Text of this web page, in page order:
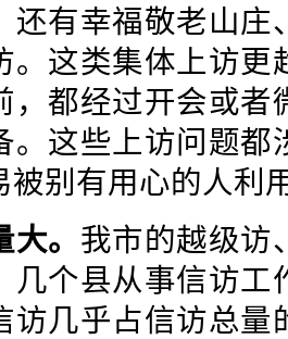
还有幸福敬老山庄
。这类集体上访更
，都经过开会或者
。这些上访问题都
被别有用心的人利
。 我市的越级访
几个县从事信访工
访几乎占信访总量